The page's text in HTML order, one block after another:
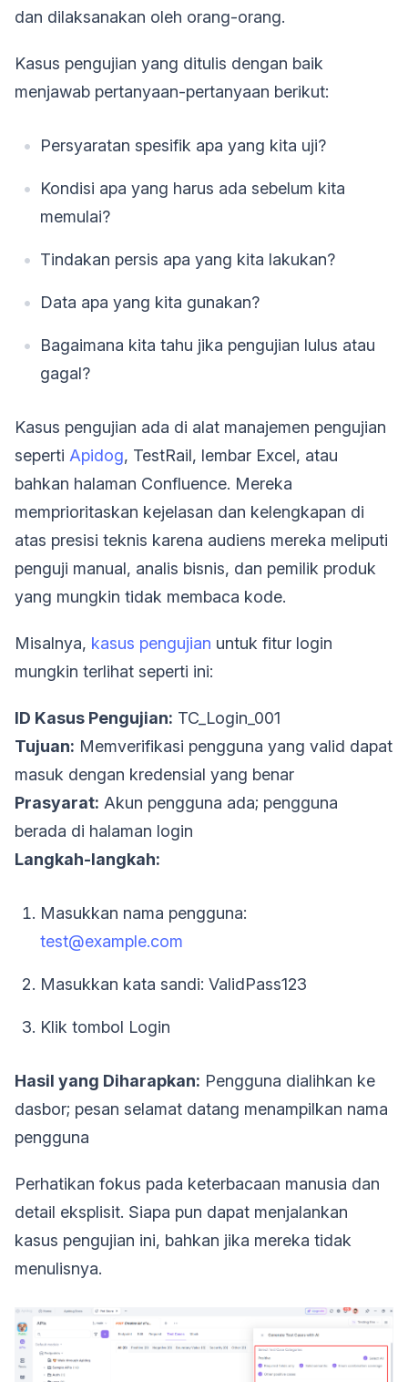
dan dilaksanakan oleh orang-orang.
Kasus pengujian yang ditulis dengan baik
menjawab pertanyaan-pertanyaan berikut:
Persyaratan spesifik apa yang kita uji?
Kondisi apa yang harus ada sebelum kita
memulai?
Tindakan persis apa yang kita lakukan?
Data apa yang kita gunakan?
Bagaimana kita tahu jika pengujian lulus atau
gagal?
Kasus pengujian ada di alat manajemen pengujian
seperti Apidog, TestRail, lembar Excel, atau
bahkan halaman Confluence. Mereka
memprioritaskan kejelasan dan kelengkapan di
atas presisi teknis karena audiens mereka meliputi
penguji manual, analis bisnis, dan pemilik produk
yang mungkin tidak membaca kode.
Misalnya, kasus pengujian untuk fitur login
mungkin terlihat seperti ini:
ID Kasus Pengujian: TC_Login_001
Tujuan: Memverifikasi pengguna yang valid dapat
masuk dengan kredensial yang benar
Prasyarat: Akun pengguna ada; pengguna
berada di halaman login
Langkah-langkah:
Masukkan nama pengguna:
test@example.com
Masukkan kata sandi: ValidPass123
Klik tombol Login
Hasil yang Diharapkan: Pengguna dialihkan ke
dasbor; pesan selamat datang menampilkan nama
pengguna
Perhatikan fokus pada keterbacaan manusia dan
detail eksplisit. Siapa pun dapat menjalankan
kasus pengujian ini, bahkan jika mereka tidak
menulisnya.